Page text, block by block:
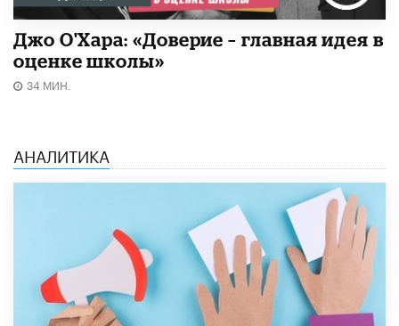
Джо О'Хара: «Доверие – главная идея в
оценке школы»
34 МИН.
АНАЛИТИКА